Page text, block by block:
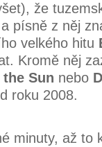
že
písně z něj
velkého hitu
Kromě něj
Sun nebo
roku 2008.
minuty, až to